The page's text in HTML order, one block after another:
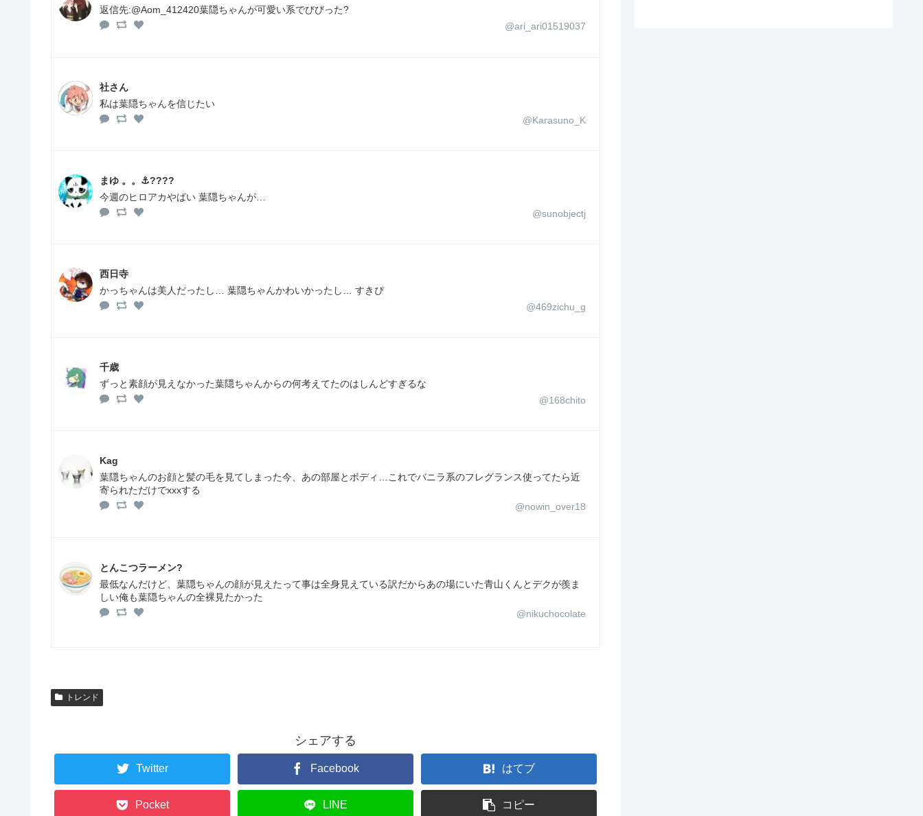
返信先:@Aom_412420葉隠ちゃんが可愛い系でびびった?
@ari_ari01519037
社さん
私は葉隠ちゃんを信じたい
@Karasuno_K
まゆ 。。⚓️???? ‎
今週のヒロアカやばい 葉隠ちゃんが…
@sunobjectj
西日寺
かっちゃんは美人だったし… 葉隠ちゃんかわいかったし… すきぴ
@469zichu_g
千歳
ずっと素顔が見えなかった葉隠ちゃんからの何考えてたのはしんどすぎるな
@168chito
Kag
葉隠ちゃんのお顔と髪の毛を見てしまった今、あの部屋とボディ…これでバニラ系のフレグランス使ってたら近
寄られただけでxxxする
@nowin_over18
とんこつラーメン?
最低なんだけど、葉隠ちゃんの顔が見えたって事は全身見えている訳だからあの場にいた青山くんとデクが羨ま
しい俺も葉隠ちゃんの全裸見たかった
@nikuchocolate
トレンド
シェアする
Twitter Facebook はてブ
Pocket LINE コピー